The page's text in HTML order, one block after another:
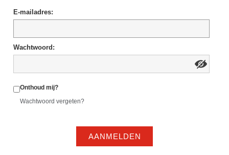
E-mailadres:
Wachtwoord:
Onthoud mij?
Wachtwoord vergeten?
AANMELDEN